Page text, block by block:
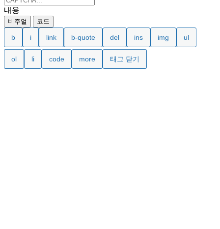
내용
비주얼 코드